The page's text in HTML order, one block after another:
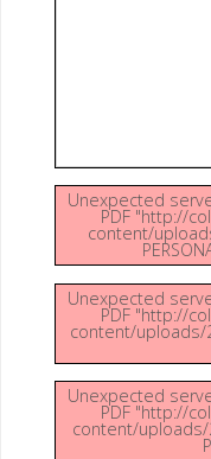
Unexpected
PDF "http://
content/
Unexpected
PDF "http://
content/uploads/
Unexpected
PDF "http://
content/uploads/